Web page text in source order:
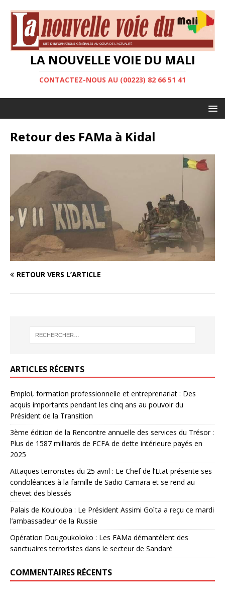
LA NOUVELLE VOIE DU MALI
CONTACTEZ-NOUS AU (00223) 82 66 51 41
Retour des FAMa à Kidal
RETOUR VERS L’ARTICLE
ARTICLES RÉCENTS
Emploi, formation professionnelle et entreprenariat : Des
acquis importants pendant les cinq ans au pouvoir du
Président de la Transition
3ème édition de la Rencontre annuelle des services du Trésor :
Plus de 1587 milliards de FCFA de dette intérieure payés en
2025
Attaques terroristes du 25 avril : Le Chef de l’Etat présente ses
condoléances à la famille de Sadio Camara et se rend au
chevet des blessés
Palais de Koulouba : Le Président Assimi Goïta a reçu ce mardi
l’ambassadeur de la Russie
Opération Dougoukoloko : Les FAMa démantèlent des
sanctuaires terroristes dans le secteur de Sandaré
COMMENTAIRES RÉCENTS